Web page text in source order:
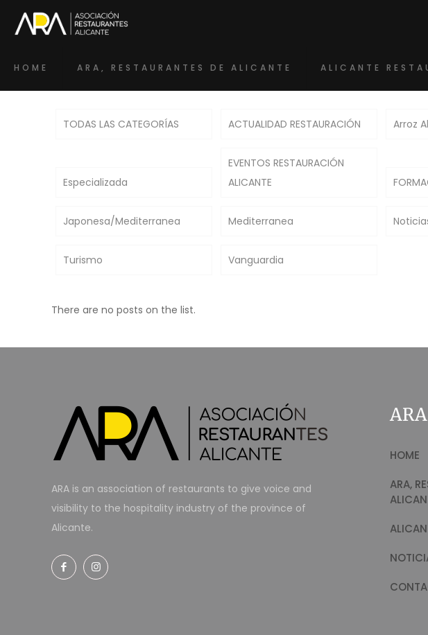
HOME ARA, RESTAURANTES DE ALICANTE ALICANTE
TODAS LAS CATEGORÍAS ACTUALIDAD RESTAURACIÓN Arroz
Especializada
EVENTOS RESTAURACIÓN
ALICANTE
Japonesa/Mediterranea Mediterranea
Turismo Vanguardia
There are no posts on the list.
ARA is an association of restaurants to give voice and
visibility to the hospitality industry of the province of
Alicante.
ARA
HOME
ARA,